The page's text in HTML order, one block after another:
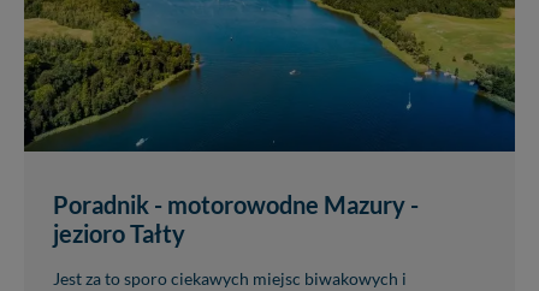
Poradnik - motorowodne Mazury -
jezioro Tałty
Jest za to sporo ciekawych miejsc biwakowych i